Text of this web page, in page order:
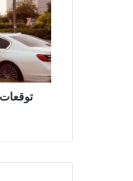
رعدية
مرة
أخرى
في
الإمارات
العربية
المتحدة